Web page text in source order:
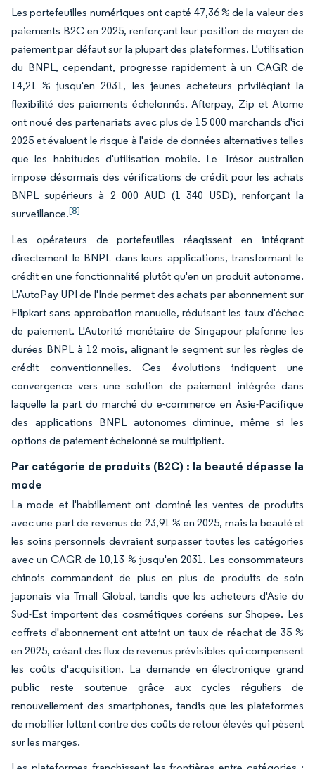
Les portefeuilles numériques ont capté 47,36 % de la valeur des
paiements B2C en 2025, renforçant leur position de moyen de
paiement par défaut sur la plupart des plateformes. L'utilisation
du BNPL, cependant, progresse rapidement à un CAGR de
14,21 % jusqu'en 2031, les jeunes acheteurs privilégiant la
flexibilité des paiements échelonnés. Afterpay, Zip et Atome
ont noué des partenariats avec plus de 15 000 marchands d'ici
2025 et évaluent le risque à l'aide de données alternatives telles
que les habitudes d'utilisation mobile. Le Trésor australien
impose désormais des vérifications de crédit pour les achats
BNPL supérieurs à 2 000 AUD (1 340 USD), renforçant la
surveillance.[8]
Les opérateurs de portefeuilles réagissent en intégrant
directement le BNPL dans leurs applications, transformant le
crédit en une fonctionnalité plutôt qu'en un produit autonome.
L'AutoPay UPI de l'Inde permet des achats par abonnement sur
Flipkart sans approbation manuelle, réduisant les taux d'échec
de paiement. L'Autorité monétaire de Singapour plafonne les
durées BNPL à 12 mois, alignant le segment sur les règles de
crédit conventionnelles. Ces évolutions indiquent une
convergence vers une solution de paiement intégrée dans
laquelle la part du marché du e-commerce en Asie-Pacifique
des applications BNPL autonomes diminue, même si les
options de paiement échelonné se multiplient.
Par catégorie de produits (B2C) : la beauté dépasse la
mode
La mode et l'habillement ont dominé les ventes de produits
avec une part de revenus de 23,91 % en 2025, mais la beauté et
les soins personnels devraient surpasser toutes les catégories
avec un CAGR de 10,13 % jusqu'en 2031. Les consommateurs
chinois commandent de plus en plus de produits de soin
japonais via Tmall Global, tandis que les acheteurs d'Asie du
Sud-Est importent des cosmétiques coréens sur Shopee. Les
coffrets d'abonnement ont atteint un taux de réachat de 35 %
en 2025, créant des flux de revenus prévisibles qui compensent
les coûts d'acquisition. La demande en électronique grand
public reste soutenue grâce aux cycles réguliers de
renouvellement des smartphones, tandis que les plateformes
de mobilier luttent contre des coûts de retour élevés qui pèsent
sur les marges.